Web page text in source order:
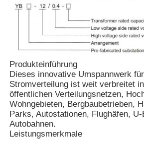
Produkteinführung
Dieses innovative Umspannwerk
Stromverteilung ist weit verbreitet
öffentlichen Verteilungsnetzen,
Wohngebieten, Bergbaubetrieben,
Parks, Autostationen, Flughäfen, U-
Autobahnen.
Leistungsmerkmale